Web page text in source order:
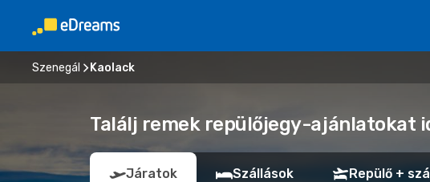
Szenegál Kaolack
Találj remek repülőjegy-ajánlatokat
Járatok Szállások Repülő +